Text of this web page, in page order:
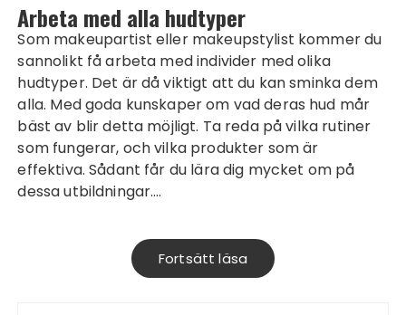
Arbeta med alla hudtyper
Som makeupartist eller makeupstylist kommer du
sannolikt få arbeta med individer med olika
hudtyper. Det är då viktigt att du kan sminka dem
alla. Med goda kunskaper om vad deras hud mår
bäst av blir detta möjligt. Ta reda på vilka rutiner
som fungerar, och vilka produkter som är
effektiva. Sådant får du lära dig mycket om på
dessa utbildningar.…
Fortsätt läsa